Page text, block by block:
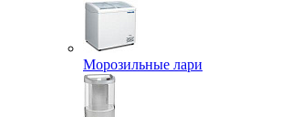
Морозильные лари